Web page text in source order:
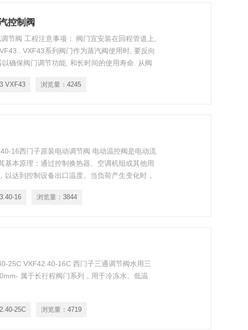
控制阀
节阀 工程注意事项： 阀门宜安装在回程管道上,
VXF43系列阀门作为蒸汽阀使用时, 要反向
确保阀门调节功能, 和长时间的使用寿命. 从阀
VXF43 浏览量： 4245
16西门子原装电动调节阀 电动温控阀是电动流
基本原理：通过控制换热器、空调机组或其他用
达到控制设备出口温度。当负荷产生变化时，
16 浏览量： 3844
25C VXF42.40-16C 西门子三通调节阀水用三
属于长行程阀门系列，用于冷冻水、低温
25C 浏览量： 4719